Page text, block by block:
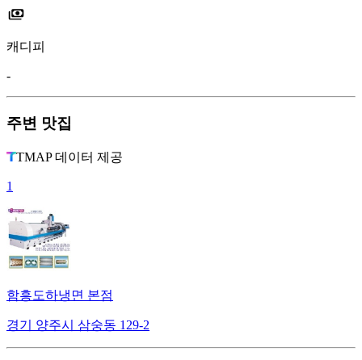
캐디피
-
주변 맛집
TMAP 데이터 제공
1
함흥도하냉면 본점
경기 양주시 삼숭동 129-2